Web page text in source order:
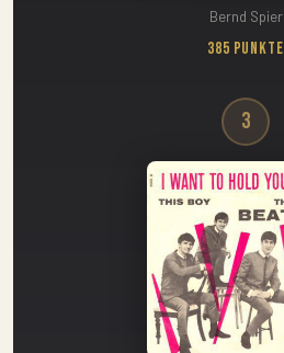
Bernd Spier
385 Punkte
3